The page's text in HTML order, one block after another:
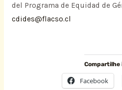
del Programa de Equidad de
cdides@flacso.cl
Compartilhe
Facebook